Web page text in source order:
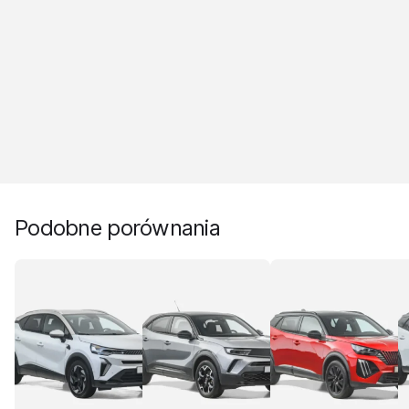
Podobne porównania